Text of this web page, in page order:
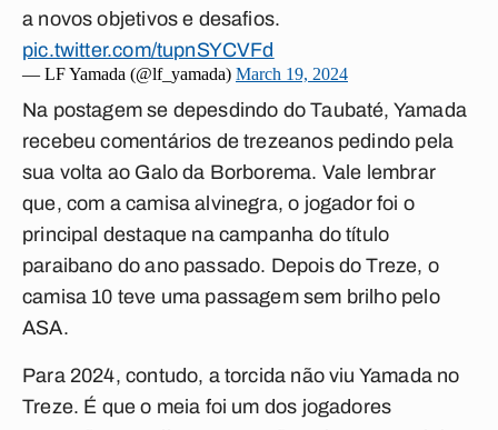
a novos objetivos e desafios.
pic.twitter.com/tupnSYCVFd
— LF Yamada (@lf_yamada) March 19, 2024
Na postagem se depesdindo do Taubaté, Yamada
recebeu comentários de trezeanos pedindo pela
sua volta ao Galo da Borborema. Vale lembrar
que, com a camisa alvinegra, o jogador foi o
principal destaque na campanha do título
paraibano do ano passado. Depois do Treze, o
camisa 10 teve uma passagem sem brilho pelo
ASA.
Para 2024, contudo, a torcida não viu Yamada no
Treze. É que o meia foi um dos jogadores